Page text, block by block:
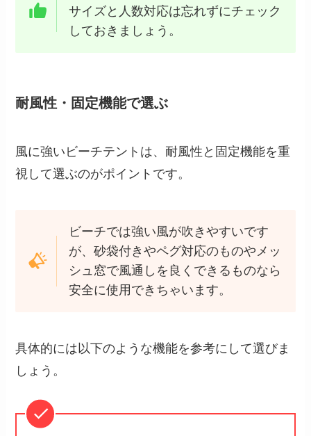
サイズと人数対応は忘れずにチェック
しておきましょう。
耐風性・固定機能で選ぶ
風に強いビーチテントは、耐風性と固定機能を重
視して選ぶのがポイントです。
ビーチでは強い風が吹きやすいです
が、砂袋付きやペグ対応のものやメッ
シュ窓で風通しを良くできるものなら
安全に使用できちゃいます。
具体的には以下のような機能を参考にして選びま
しょう。